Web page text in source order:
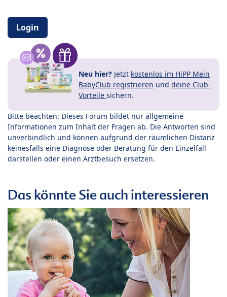
Login
Neu hier? Jetzt kostenlos im HiPP Mein
BabyClub registrieren und deine Club-
Vorteile sichern.
Bitte beachten: Dieses Forum bildet nur allgemeine
Informationen zum Inhalt der Fragen ab. Die Antworten sind
unverbindlich und können aufgrund der räumlichen Distanz
keinesfalls eine Diagnose oder Beratung für den Einzelfall
darstellen oder einen Arztbesuch ersetzen.
Das könnte Sie auch interessieren